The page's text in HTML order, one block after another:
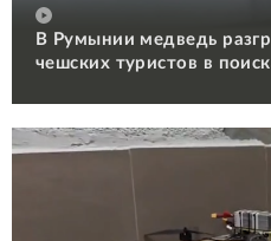
В Румынии медведь
чешских туристов в